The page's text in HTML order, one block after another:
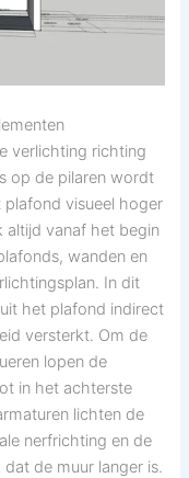
verlichting richting
op de pilaren wordt
visueel hoger
altijd vanaf het begin
wanden en
In dit
het plafond indirect
versterkt. Om de
lopen de
in het achterste
lichten de
nerfrichting en de
de muur langer is.